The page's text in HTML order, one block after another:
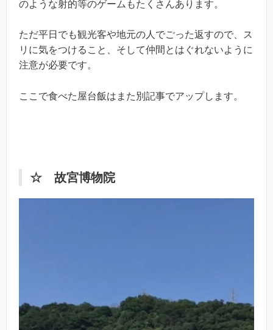
のような射的等のゲームもたくさんあります。
ただ平日でも観光客や地元の人でごった返すので、ス
リに気をつけること、そして仲間とはぐれないように
注意が必要です。
ここで食べた屋台飯はまた別記事でアップします。
☆ 故宮博物院